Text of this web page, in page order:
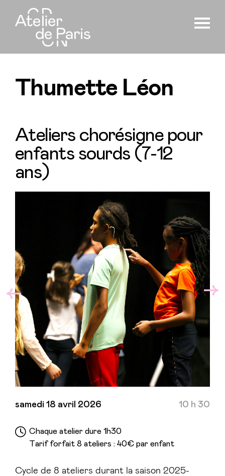
Thumette Léon
Ateliers chorésigne pour
enfants sourds (7-12
ans)
samedi 18 avril 2026 10 h 30
Chaque atelier dure 1h30
Tarif forfait 8 ateliers : 40€ par enfant
Cycle de 8 ateliers durant la saison 2025-